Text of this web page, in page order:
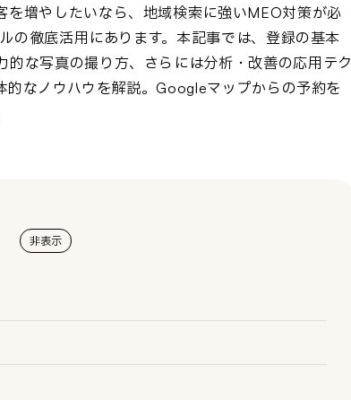
増やしたいなら、地域検索に強いMEO対策が必
の徹底活用にあります。本記事では、登録の基本
な写真の撮り方、さらには分析・改善の応用テク
なノウハウを解説。Googleマップからの予約を
非表示